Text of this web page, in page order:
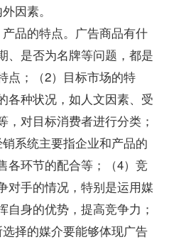
因素。
品的特点。广告商品有什
、是否为名牌等问题，都是
点；（2）目标市场的特
各种状况，如人文因素、受
对目标消费者进行分类；
销系统主要指企业和产品的
各环节的配合等；（4）竞
对手的情况，特别是运用媒
身的优势，提高竞争力；
选择的媒介要能够体现广告